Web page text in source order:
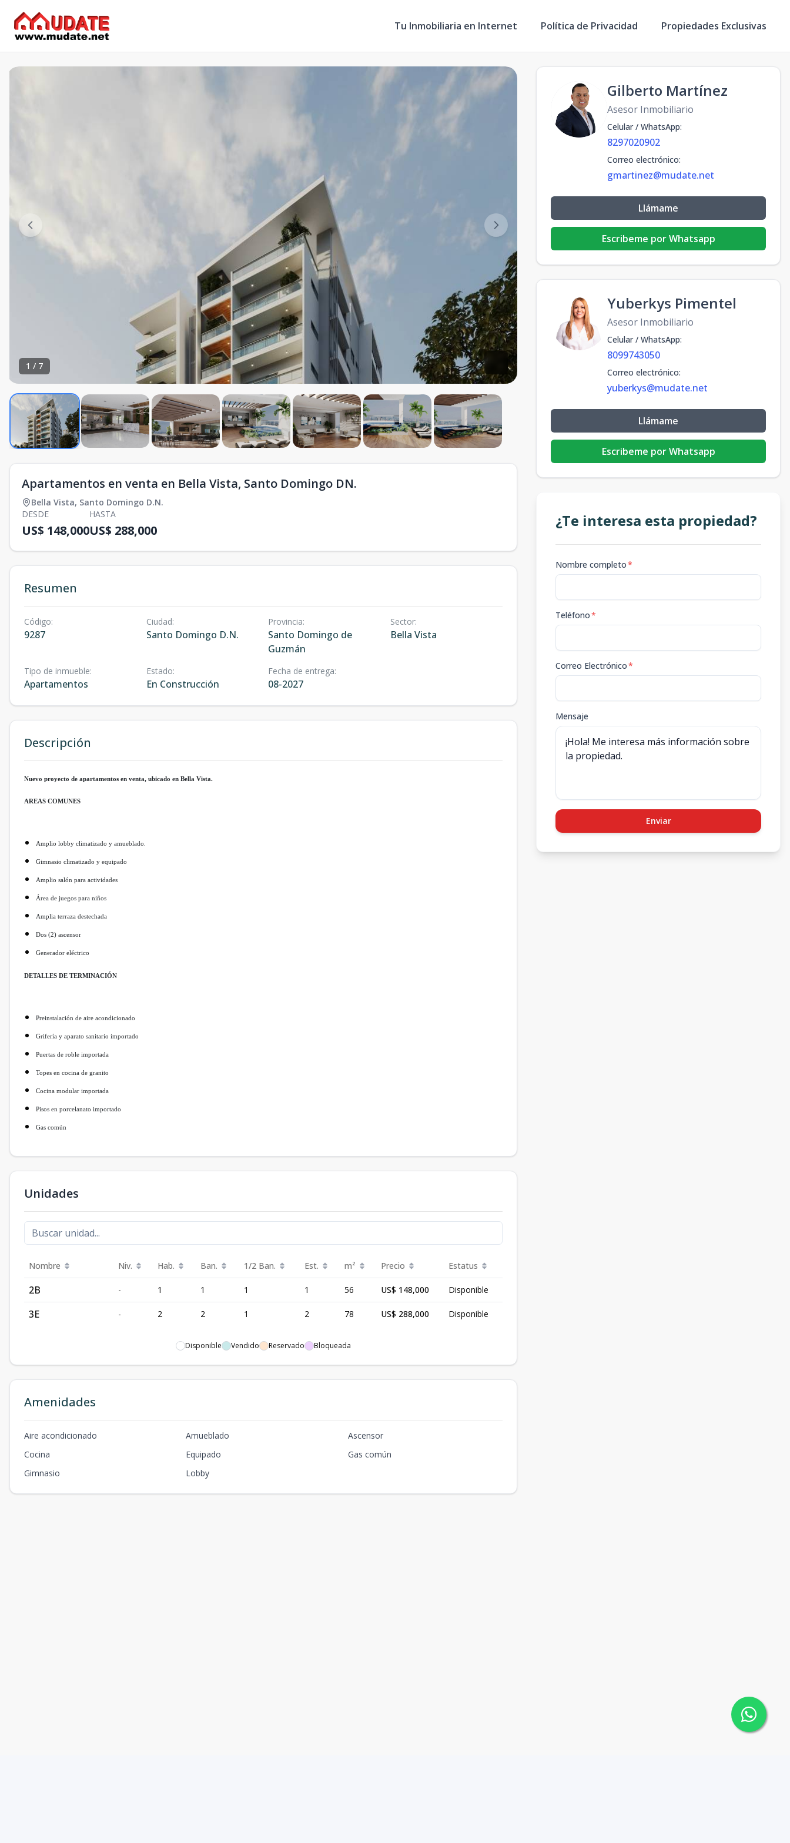
Tu Inmobiliaria en Internet Política de Privacidad Propiedades Exclusivas
1 / 7
Apartamentos en venta en Bella Vista, Santo Domingo DN.
Bella Vista, Santo Domingo D.N.
DESDE
US$ 148,000
HASTA
US$ 288,000
Resumen
Código:
9287
Ciudad:
Santo Domingo D.N.
Provincia:
Santo Domingo de
Guzmán
Sector:
Bella Vista
Tipo de inmueble:
Apartamentos
Estado:
En Construcción
Fecha de entrega:
08-2027
Descripción
Nuevo proyecto de apartamentos en venta, ubicado en Bella Vista.
AREAS COMUNES
Amplio lobby climatizado y amueblado.
Gimnasio climatizado y equipado
Amplio salón para actividades
Área de juegos para niños
Amplia terraza destechada
Dos (2) ascensor
Generador eléctrico
DETALLES DE TERMINACIÓN
Preinstalación de aire acondicionado
Grifería y aparato sanitario importado
Puertas de roble importada
Topes en cocina de granito
Cocina modular importada
Pisos en porcelanato importado
Gas común
Unidades
Nombre Niv. Hab. Ban. 1/2 Ban. Est. m² Precio Estatus
2B - 1 1 1 1 56 US$ 148,000 Disponible
3E - 2 2 1 2 78 US$ 288,000 Disponible
Disponible Vendido Reservado Bloqueada
Amenidades
Aire acondicionado Amueblado
Ascensor
Cocina
Equipado
Gas común
Gimnasio
Lobby
Gilberto Martínez
Asesor Inmobiliario
Celular / WhatsApp:
8297020902
Correo electrónico:
gmartinez@mudate.net
Llámame
Escribeme por Whatsapp
Yuberkys Pimentel
Asesor Inmobiliario
Celular / WhatsApp:
8099743050
Correo electrónico:
yuberkys@mudate.net
Llámame
Escribeme por Whatsapp
¿Te interesa esta propiedad?
Nombre completo*
Teléfono*
Correo Electrónico*
Mensaje
Enviar